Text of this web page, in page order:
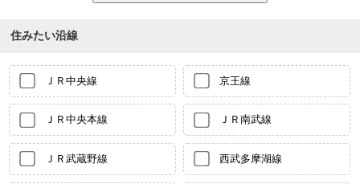
住みたい沿線
ＪＲ中央線 京王線
ＪＲ中央本線 ＪＲ南武線
ＪＲ武蔵野線 西武多摩湖線